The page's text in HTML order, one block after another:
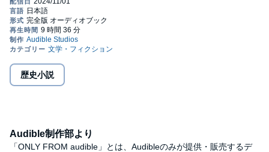
歴史小説
Audible制作部より
「ONLY FROM audible」とは、Audibleのみが提供・販売するデ